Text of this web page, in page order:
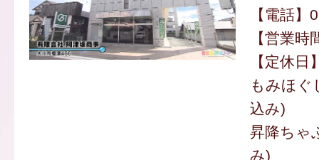
【電話
【営業
【定休
もみほぐ
込み)
昇降ちゃ
み)